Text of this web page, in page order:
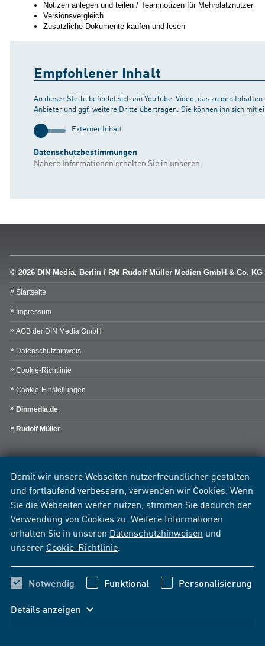
Damit wir unsere Webseiten nutzerfreundlicher gestalten
und fortlaufend verbessern, verwenden wir Cookies. Wenn
Sie die Webseiten weiter nutzen, stimmen Sie dadurch der
Verwendung von Cookies zu. Weitere Informationen
erhalten Sie in unseren Datenschutzhinweisen und
unserer Cookie-Richtlinie
Notwendig Funktional Personalisierung
Details anzeigen
Notizen anlegen und teilen / Teamnotizen für Mehrplatznutzer
Versionsvergleich
Zusätzliche Dokumente kaufen und lesen
Empfohlener Inhalt
An dieser Stelle befindet sich ein YouTube-Video, das zu den
Anbieter und ggf. weitere Dritte übertragen. Sie können ihn sich mit
Externer Inhalt
Datenschutzbestimmungen
Nähere Informationen erhalten Sie in unseren
© 2026 DIN Media, Berlin / RM Rudolf Müller Medien GmbH & Co. KG
Startseite
Impressum
AGB der DIN Media GmbH
Datenschutzhinweis
Cookie-Richtlinie
Cookie-Einstellungen
Dinmedia.de
Rudolf Müller